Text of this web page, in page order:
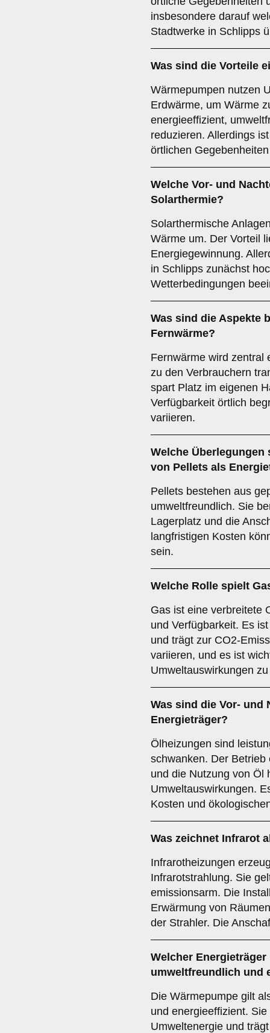
insbesondere darauf
Stadtwerke in Schlipps
Was sind die Vorteile
Wärmepumpen nutzen
Erdwärme, um Wärme
energieeffizient,
reduzieren. Allerdings
örtlichen
Welche Vor- und
Solarthermie?
Solarthermische
Wärme um. Der Vorteil
Energiegewinnung.
in Schlipps zunächst
Wetterbedingungen
Was sind die Aspekte
Fernwärme?
Fernwärme wird zentral
zu den Verbrauchern
spart Platz im eigenen
Verfügbarkeit örtlich
variieren.
Welche
von Pellets als
Pellets bestehen aus
umweltfreundlich. Sie
Lagerplatz und die
langfristigen Kosten
sein.
Welche Rolle spielt
Gas ist eine verbreitete
und Verfügbarkeit. Es
und trägt zur CO2-
variieren, und es ist
Umweltauswirkungen
Was sind die Vor- und
Energieträger?
Ölheizungen sind
schwanken. Der
und die Nutzung von Öl
Umweltauswirkungen.
Kosten und
Was zeichnet Infrarot
Infrarotheizungen
Infrarotstrahlung. Sie
emissionsarm. Die
Erwärmung von
der Strahler. Die
Welcher Energieträger
umweltfreundlich und
Die Wärmepumpe gilt
und energieeffizient.
Umweltenergie und